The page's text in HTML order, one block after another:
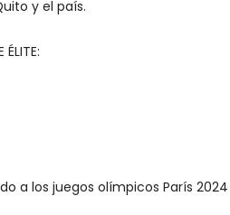
y el país.
a los juegos olímpicos París 2024